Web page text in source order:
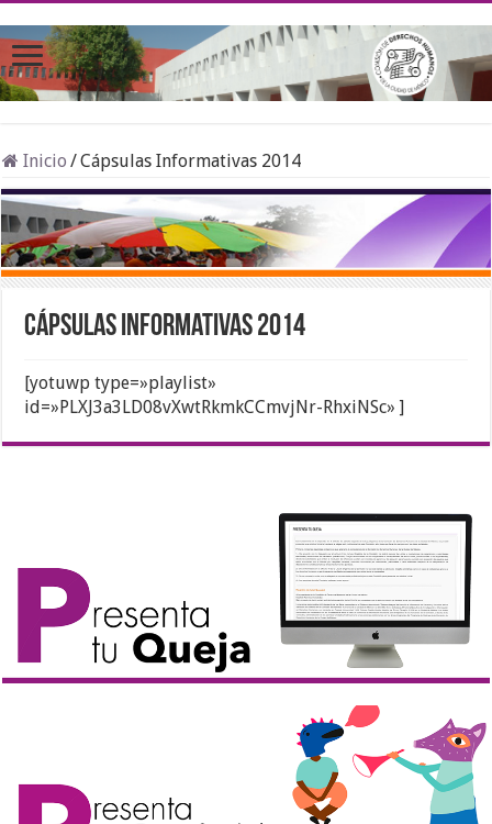
Inicio /Cápsulas Informativas 2014
Cápsulas Informativas 2014
[yotuwp type=»playlist»
id=»PLXJ3a3LD08vXwtRkmkCCmvjNr-RhxiNSc» ]